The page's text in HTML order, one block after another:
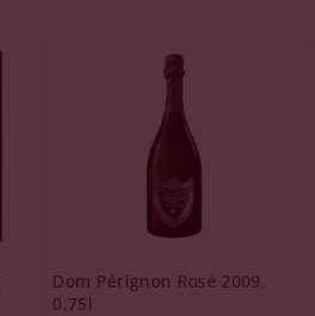
Dom Pérignon Rosé 2009,
0,75l